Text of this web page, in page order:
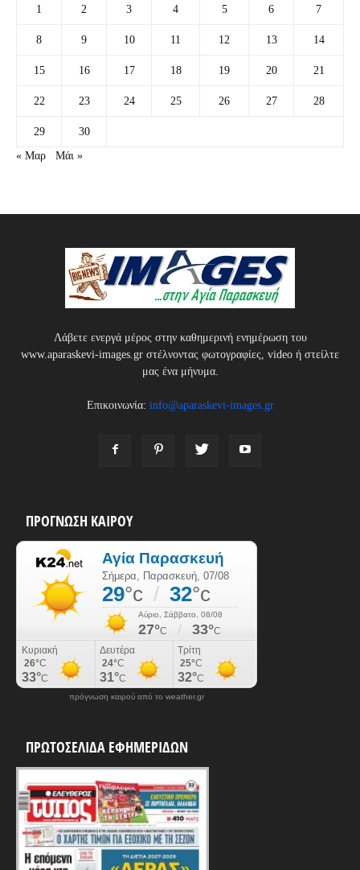
1 2 3 4 5 6 7
8 9 10 11 12 13 14
15 16 17 18 19 20 21
22 23 24 25 26 27 28
29
30
« Μαρ
Μάι »
Λάβετε ενεργά μέρος στην καθημερινή ενημέρωση του
www.aparaskevi-images.gr στέλνοντας φωτογραφίες, video ή στείλτε
μας ένα μήνυμα.
Επικοινωνία: info@aparaskevi-images.gr
ΠΡΟΓΝΩΣΗ ΚΑΙΡΟΥ
πρόγνωση καιρού από το weather.gr
ΠΡΩΤΟΣΕΛΙΔΑ ΕΦΗΜΕΡΙΔΩΝ